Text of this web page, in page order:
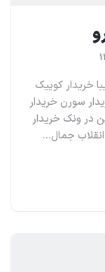
خریدار تیبا خریدار کوییک
سمند خریدار سورن خریدار
ماشین در ونک خریدار
جمال...